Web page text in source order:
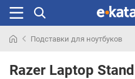
раньше
Подставки для ноутбуков
Razer Laptop Stand